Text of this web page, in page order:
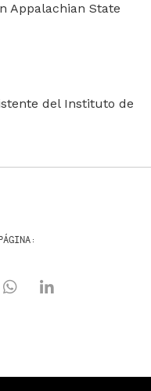
Appalachian State
del Instituto de